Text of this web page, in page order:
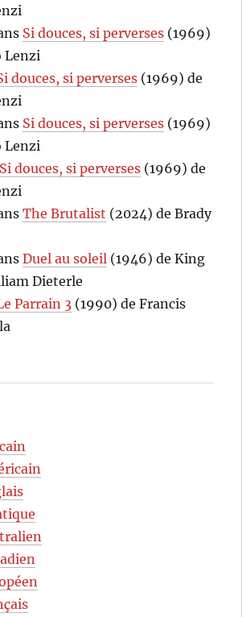
Si douces, si perverses (1969)
Lenzi
douces, si perverses (1969) de
Si douces, si perverses (1969)
Lenzi
Si douces, si perverses (1969) de
The Brutalist (2024) de Brady
Duel au soleil (1946) de King
Dieterle
Parrain 3 (1990) de Francis